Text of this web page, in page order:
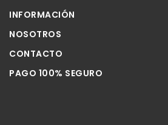
INFORMACIÓN
NOSOTROS
CONTACTO
PAGO 100% SEGURO